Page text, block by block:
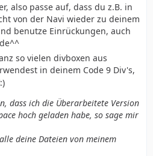
also passe auf, dass du z.B. in
von der Navi wieder zu deinem
benutze Einrückungen, auch
so vielen divboxen aus
in deinem Code 9 Div's,
dass ich die Überarbeitete Version
hoch geladen habe, so sage mir
deine Dateien von meinem